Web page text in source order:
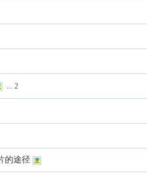
... 2
的途径